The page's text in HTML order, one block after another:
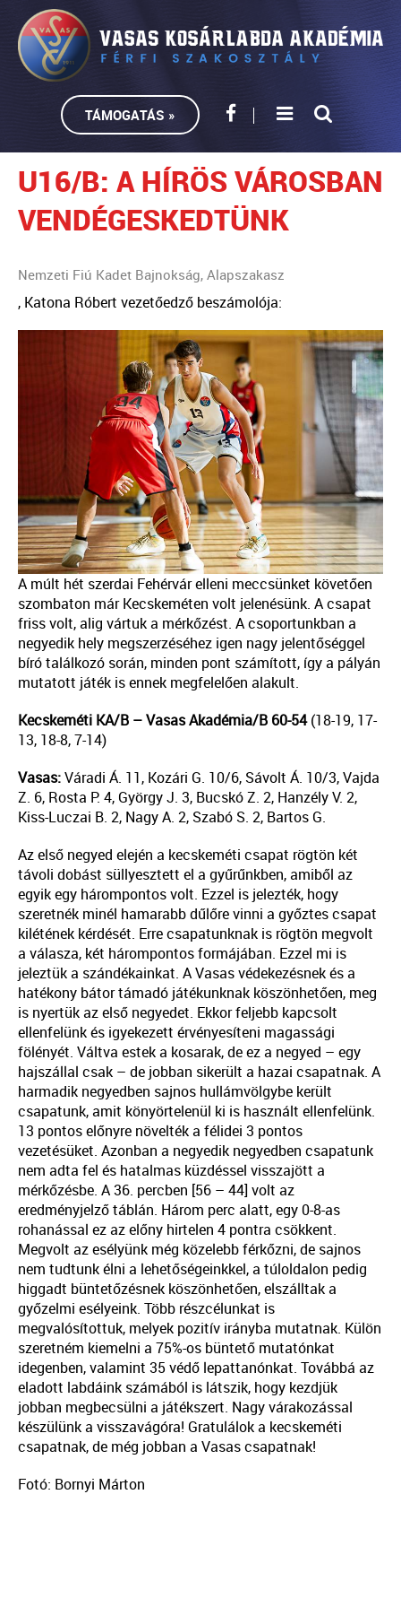
TÁMOGATÁS »
U16/B: A HÍRÖS VÁROSBAN
VENDÉGESKEDTÜNK
Nemzeti Fiú Kadet Bajnokság, Alapszakasz
, Katona Róbert vezetőedző beszámolója:
A múlt hét szerdai Fehérvár elleni meccsünket követően
szombaton már Kecskeméten volt jelenésünk. A csapat
friss volt, alig vártuk a mérkőzést. A csoportunkban a
negyedik hely megszerzéséhez igen nagy jelentőséggel
bíró találkozó során, minden pont számított, így a pályán
mutatott játék is ennek megfelelően alakult.
Kecskeméti KA/B – Vasas Akadémia/B 60-54(18-19, 17-
13, 18-8, 7-14)
Vasas:Váradi Á. 11, Kozári G. 10/6, Sávolt Á. 10/3, Vajda
Z. 6, Rosta P. 4, György J. 3, Bucskó Z. 2, Hanzély V. 2,
Kiss-Luczai B. 2, Nagy A. 2, Szabó S. 2, Bartos G.
Az első negyed elején a kecskeméti csapat rögtön két
távoli dobást süllyesztett el a gyűrűnkben, amiből az
egyik egy hárompontos volt. Ezzel is jelezték, hogy
szeretnék minél hamarabb dűlőre vinni a győztes csapat
kilétének kérdését. Erre csapatunknak is rögtön megvolt
a válasza, két hárompontos formájában. Ezzel mi is
jeleztük a szándékainkat. A Vasas védekezésnek és a
hatékony bátor támadó játékunknak köszönhetően, meg
is nyertük az első negyedet. Ekkor feljebb kapcsolt
ellenfelünk és igyekezett érvényesíteni magassági
fölényét. Váltva estek a kosarak, de ez a negyed – egy
hajszállal csak – de jobban sikerült a hazai csapatnak. A
harmadik negyedben sajnos hullámvölgybe került
csapatunk, amit könyörtelenül ki is használt ellenfelünk.
13 pontos előnyre növelték a félidei 3 pontos
vezetésüket. Azonban a negyedik negyedben csapatunk
nem adta fel és hatalmas küzdéssel visszajött a
mérkőzésbe. A 36. percben [56 – 44] volt az
eredményjelző táblán. Három perc alatt, egy 0-8-as
rohanással ez az előny hirtelen 4 pontra csökkent.
Megvolt az esélyünk még közelebb férkőzni, de sajnos
nem tudtunk élni a lehetőségeinkkel, a túloldalon pedig
higgadt büntetőzésnek köszönhetően, elszálltak a
győzelmi esélyeink. Több részcélunkat is
megvalósítottuk, melyek pozitív irányba mutatnak. Külön
szeretném kiemelni a 75%-os büntető mutatónkat
idegenben, valamint 35 védő lepattanónkat. Továbbá az
eladott labdáink számából is látszik, hogy kezdjük
jobban megbecsülni a játékszert. Nagy várakozással
készülünk a visszavágóra! Gratulálok a kecskeméti
csapatnak, de még jobban a Vasas csapatnak!
Fotó: Bornyi Márton